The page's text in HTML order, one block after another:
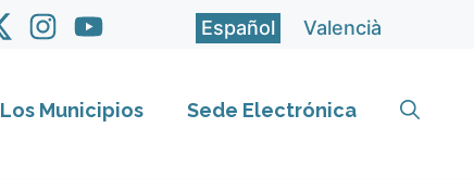
Español Valencià
Los Municipios Sede Electrónica